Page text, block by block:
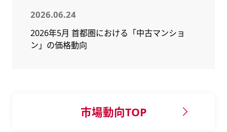
2026.06.24
2026年5月 首都圏における「中古マンショ
ン」の価格動向
市場動向TOP